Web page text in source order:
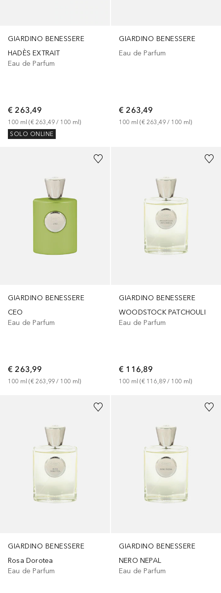
GIARDINO BENESSERE
HADÈS EXTRAIT
Eau de Parfum
€ 263,49
100 ml (€ 263,49 / 100 ml)
SOLO ONLINE
GIARDINO BENESSERE
Eau de Parfum
€ 263,49
100 ml (€ 263,49 / 100 ml)
GIARDINO BENESSERE
CEO
Eau de Parfum
€ 263,99
100 ml (€ 263,99 / 100 ml)
GIARDINO BENESSERE
WOODSTOCK PATCHOULI
Eau de Parfum
€ 116,89
100 ml (€ 116,89 / 100 ml)
GIARDINO BENESSERE
Rosa Dorotea
Eau de Parfum
GIARDINO BENESSERE
NERO NEPAL
Eau de Parfum